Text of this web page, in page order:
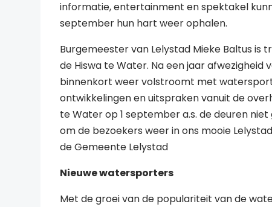
informatie, entertainment en spektakel
september hun hart weer ophalen.
Burgemeester van Lelystad Mieke Baltus is
de Hiswa te Water. Na een jaar
binnenkort weer volstroomt met
ontwikkelingen en uitspraken vanuit de
te Water op 1 september a.s. de deuren
om de bezoekers weer in ons mooie
de Gemeente Lelystad
Nieuwe watersporters
Met de groei van de populariteit van de